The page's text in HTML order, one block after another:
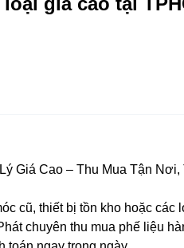
Giá Cao – Thu Mua Tận Nơi,
cũ, thiết bị tồn kho hoặc
chuyên thu mua phế liệu